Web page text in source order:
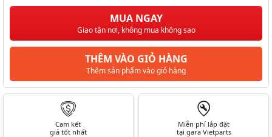
MUA NGAY
Giao tận nơi, không mua không sao
THÊM VÀO GIỎ HÀNG
Thêm sản phẩm vào giỏ hàng
Cam kết
giá tốt nhất
Miễn phí lắp đặt
tại gara Vietparts